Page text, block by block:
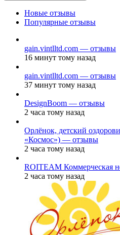
Новые отзывы
Популярные отзывы
gain.vintlltd.com — отзывы
16 минут тому назад
gain.vintlltd.com — отзывы
37 минут тому назад
DesignBoom — отзывы
2 часа тому назад
Орлёнок, детский
«Космос») — отзывы
2 часа тому назад
ROITEAM Коммерческая
2 часа тому назад